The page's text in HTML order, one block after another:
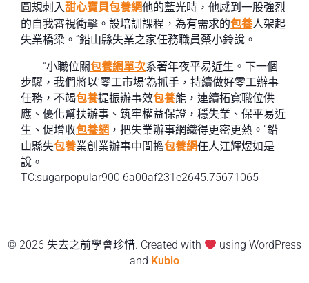
圓規刺入甜心寶貝包養網他的藍光時，他感到一股強烈
的自我審視衝擊。設培訓課程，為有需求的包養人架起
失業橋梁。”鉛山縣失業之家任務職員蔡小鈴說。
“小職位關包養網單次系著年夜平易近生。下一個
步驟，我們將以‘零工市場’為抓手，持續做好零工辦事
任務，不竭包養提振辦事效包養能，連續拓寬職位供
應、優化幫扶辦事、筑牢權益保證，穩失業、保平易近
生、促增收包養網 ，把失業辦事網織得更密更熱。”鉛
山縣失包養業創業辦事中間擔包養網任人江輝煜如是
說。
TC:sugarpopular900 6a00af231e2645.75671065
© 2026 失去之前學會珍惜. Created with
using WordPress
and Kubio